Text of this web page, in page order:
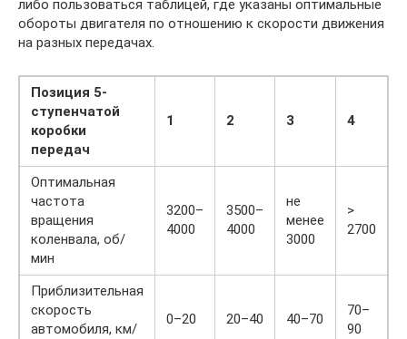
либо пользоваться таблицей, где указаны оптимальные
обороты двигателя по отношению к скорости движения
на разных передачах.
Позиция 5-
ступенчатой
коробки
передач
1 2 3 4
Оптимальная
частота
вращения
коленвала, об/
мин
3200–
4000
3500–
4000
не
менее
3000
>
2700
Приблизительная
скорость
автомобиля, км/
0–20 20–40 40–70
70–
90